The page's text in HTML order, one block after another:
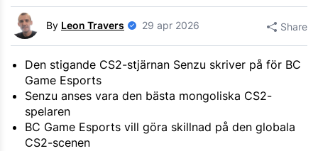
By Leon Travers 29 apr 2026 Share
Den stigande CS2-stjärnan Senzu skriver på för BC
Game Esports
Senzu anses vara den bästa mongoliska CS2-
spelaren
BC Game Esports vill göra skillnad på den globala
CS2-scenen